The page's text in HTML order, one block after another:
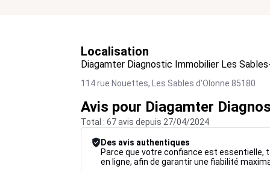
Localisation
Diagamter Diagnostic Immobilier Les
114 rue Nouettes, Les Sables d'Olonne 85180
Avis pour Diagamter
Total : 67 avis depuis 27/04/2024
Des avis authentiques
Parce que votre confiance est essentielle,
en ligne, afin de garantir une fiabilité